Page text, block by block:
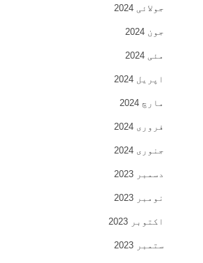
جولائی 2024
جون 2024
مئی 2024
اپریل 2024
مارچ 2024
فروری 2024
جنوری 2024
دسمبر 2023
نومبر 2023
اکتوبر 2023
ستمبر 2023